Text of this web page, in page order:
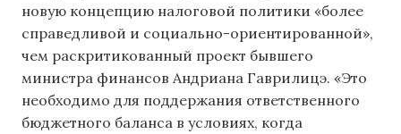
новую концепцию налоговой политики «более
справедливой и социально-ориентированной»,
чем раскритикованный проект бывшего
министра финансов Андриана Гаврилицэ. «Это
необходимо для поддержания ответственного
бюджетного баланса в условиях, когда